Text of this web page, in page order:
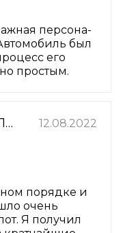
персона-
был
его
простым.
АВТОЭКСПРЕСС 12.08.2022
порядке и
очень
Я получил